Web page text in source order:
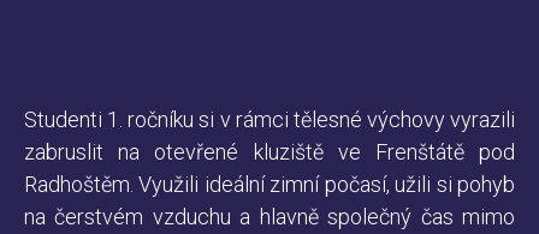
Studenti 1. ročníku si v rámci tělesné výchovy vyrazili
zabruslit na otevřené kluziště ve Frenštátě pod
Radhoštěm. Využili ideální zimní počasí, užili si pohyb
na čerstvém vzduchu a hlavně společný čas mimo